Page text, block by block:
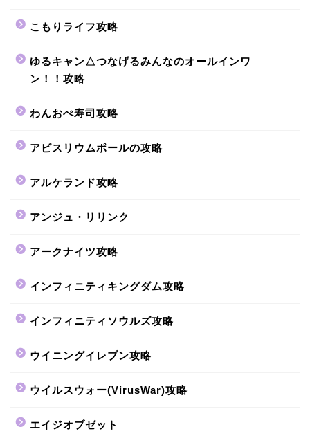
こもりライフ攻略
ゆるキャン△つなげるみんなのオールインワ
ン！！攻略
わんおぺ寿司攻略
アビスリウムポールの攻略
アルケランド攻略
アンジュ・リリンク
アークナイツ攻略
インフィニティキングダム攻略
インフィニティソウルズ攻略
ウイニングイレブン攻略
ウイルスウォー(VirusWar)攻略
エイジオブゼット